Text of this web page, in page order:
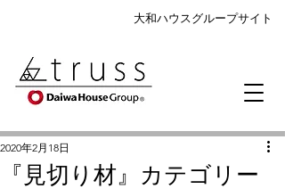
大和ハウスグループサイト
『見切り材』カテゴリー
2020年2月18日